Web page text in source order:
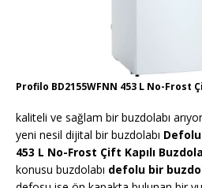
Profilo BD2155WFNN 453 L No-Frost
kaliteli ve sağlam bir buzdolabı
yeni nesil dijital bir buzdolabı Defolu
453 L No-Frost Çift Kapılı
konusu buzdolabı defolu bir